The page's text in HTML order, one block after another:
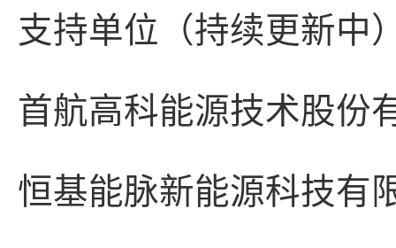
支持单位（持续更新中
首航高科能源技术股份
恒基能脉新能源科技有